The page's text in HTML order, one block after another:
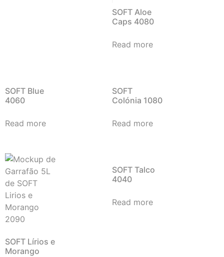
SOFT Aloe
Caps 4080
Read more
SOFT Blue
4060
Read more
SOFT
Colónia 1080
Read more
SOFT Lírios e
Morango
SOFT Talco
4040
Read more